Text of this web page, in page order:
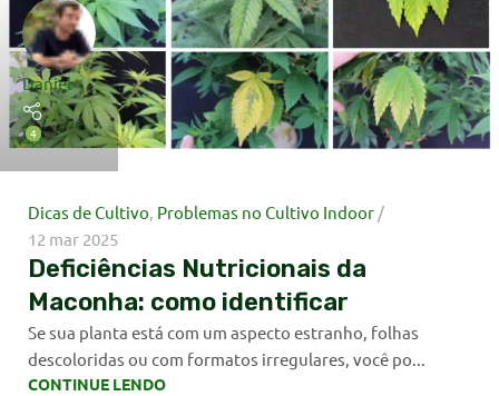
Daniel
4
Dicas de Cultivo, Problemas no Cultivo Indoor
12 mar 2025
Deficiências Nutricionais da
Maconha: como identificar
Se sua planta está com um aspecto estranho, folhas
descoloridas ou com formatos irregulares, você po...
CONTINUE LENDO